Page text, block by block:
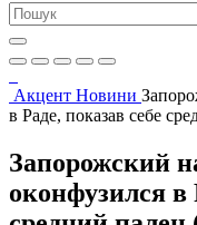
Акцент Новини
в Раде, показав себе
Запорожский
оконфузился в